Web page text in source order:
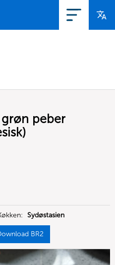
peber
Sydøstasien
BR2